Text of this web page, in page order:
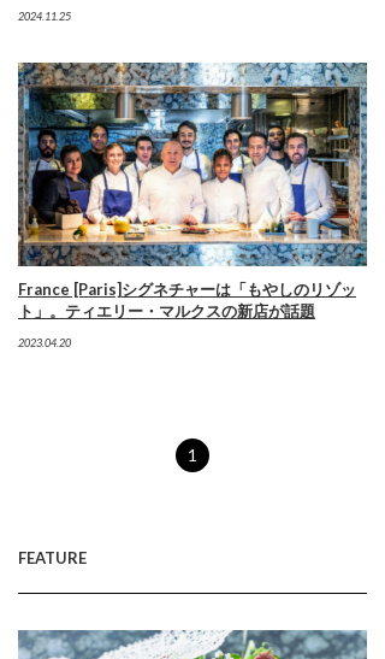
2024.11.25
France [Paris]シグネチャーは「もやしのリゾッ
ト」。ティエリー・マルクスの新店が話題
2023.04.20
1
FEATURE